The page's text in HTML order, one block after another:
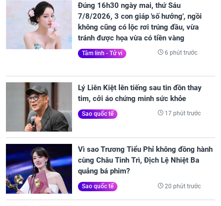
Đúng 16h30 ngày mai, thứ Sáu
7/8/2026, 3 con giáp 'số hưởng', ngồi
không cũng có lộc rơi trúng đầu, vừa
tránh được họa vừa có tiền vàng
Tâm linh - Tử vi 6 phút trước
Lý Liên Kiệt lên tiếng sau tin đồn thay
tim, cởi áo chứng minh sức khỏe
Sao quốc tế 17 phút trước
Vì sao Trương Tiểu Phỉ không đồng hành
cùng Châu Tinh Trì, Địch Lệ Nhiệt Ba
quảng bá phim?
Sao quốc tế 20 phút trước